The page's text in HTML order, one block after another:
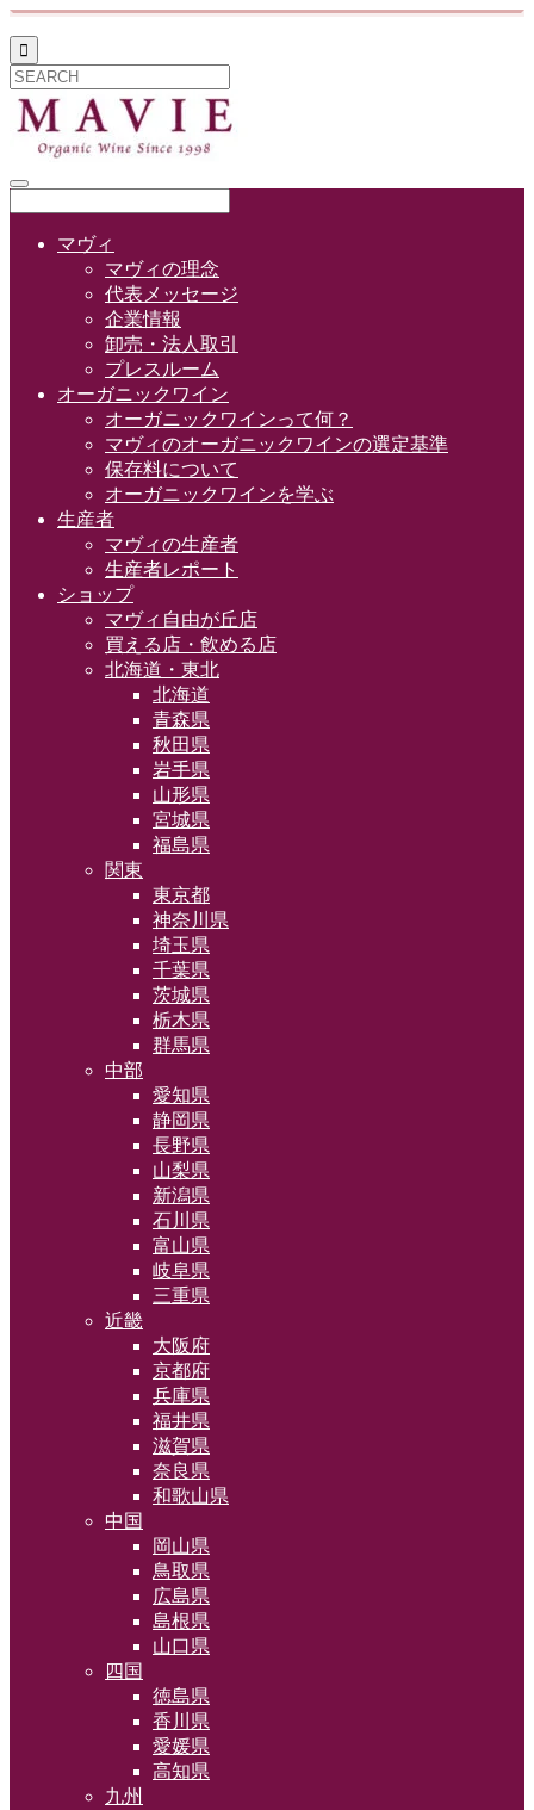

マヴィ
マヴィの理念
代表メッセージ
企業情報
卸売・法人取引
プレスルーム
オーガニックワイン
オーガニックワインって何？
マヴィのオーガニックワインの選定基準
保存料について
オーガニックワインを学ぶ
生産者
マヴィの生産者
生産者レポート
ショップ
マヴィ自由が丘店
買える店・飲める店
北海道・東北
北海道
青森県
秋田県
岩手県
山形県
宮城県
福島県
関東
東京都
神奈川県
埼玉県
千葉県
茨城県
栃木県
群馬県
中部
愛知県
静岡県
長野県
山梨県
新潟県
石川県
富山県
岐阜県
三重県
近畿
大阪府
京都府
兵庫県
福井県
滋賀県
奈良県
和歌山県
中国
岡山県
鳥取県
広島県
島根県
山口県
四国
徳島県
香川県
愛媛県
高知県
九州